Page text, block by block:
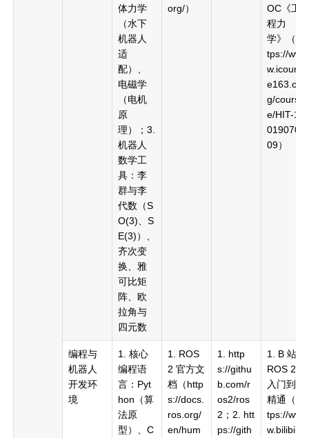
体力学
（水下
机器人
适
配）、
电磁学
（电机
原
理）；3.
机器人
数学工
具：李
群与李
代数（S
O(3)、S
E(3)）、
齐次变
换、雅
可比矩
阵、欧
拉角与
四元数
org/）
OC《工
程力
学》（ht
tps://ww
w.icours
e163.or
g/cours
e/HIT-10
019070
09）
编程与
机器人
开发环
境
1. 核心
编程语
言：Pyt
hon（算
法原
型）、C
1. ROS
2 官方文
档（http
s://docs.
ros.org/
en/hum
1. http
s://githu
b.com/r
os2/ros
2；2. htt
ps://gith
1. B 站
ROS 2
入门到
精通（ht
tps://ww
w.bilibili.